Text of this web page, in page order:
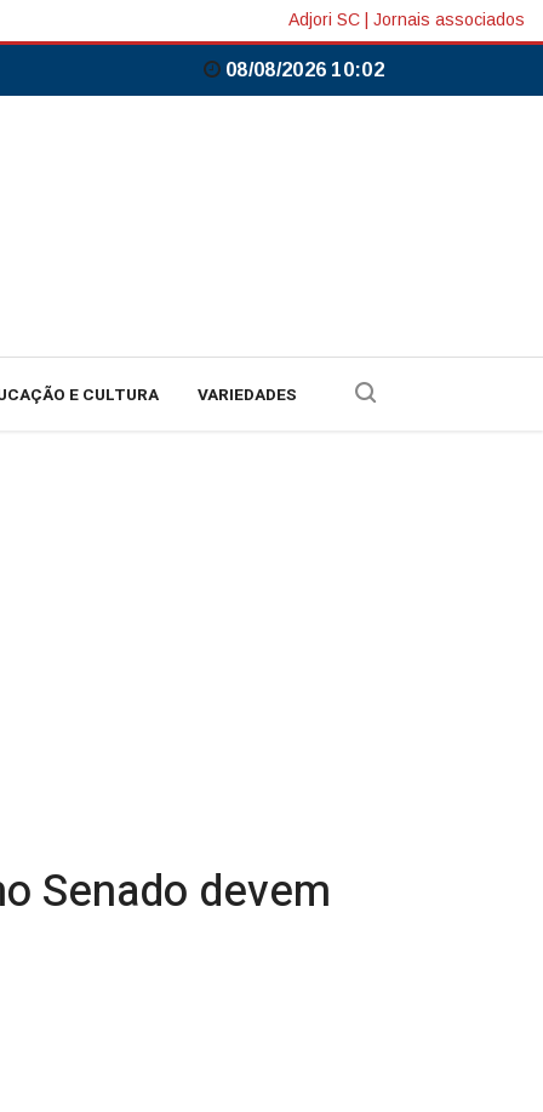
Adjori SC Jornais associados
08/08/2026 10:02
E CULTURA VARIEDADES
Senado devem